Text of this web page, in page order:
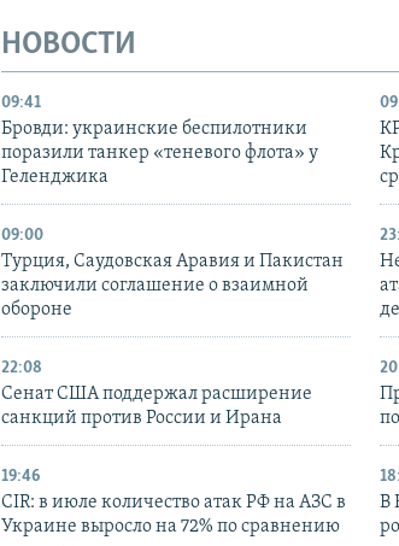
НОВОСТИ
09:41
Бровди: украинские беспилотники
поразили танкер «теневого флота» у
Геленджика
09:00
Турция, Саудовская Аравия и Пакистан
заключили соглашение о взаимной
обороне
22:08
Сенат США поддержал расширение
санкций против России и Ирана
19:46
CIR: в июле количество атак РФ на АЗС в
Украине выросло на 72% по сравнению
В